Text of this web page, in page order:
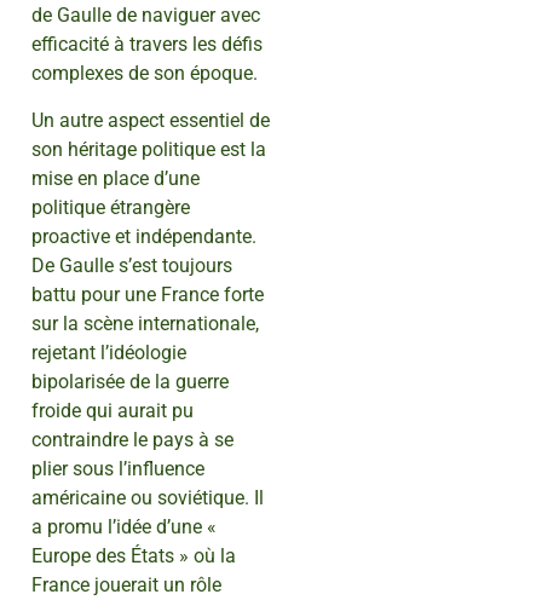
de Gaulle de naviguer avec
efficacité à travers les défis
complexes de son époque.
Un autre aspect essentiel de
son héritage politique est la
mise en place d’une
politique étrangère
proactive et indépendante.
De Gaulle s’est toujours
battu pour une France forte
sur la scène internationale,
rejetant l’idéologie
bipolarisée de la guerre
froide qui aurait pu
contraindre le pays à se
plier sous l’influence
américaine ou soviétique. Il
a promu l’idée d’une «
Europe des États » où la
France jouerait un rôle